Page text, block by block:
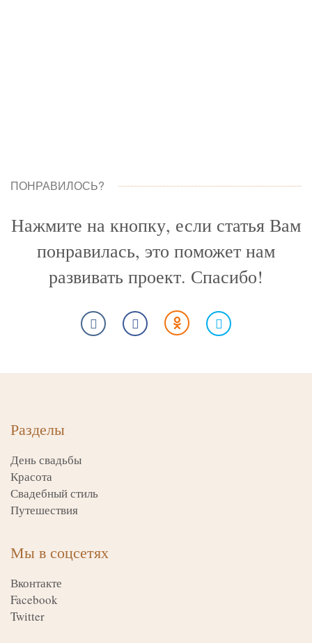
ПОНРАВИЛОСЬ?
Нажмите на кнопку, если статья Вам
понравилась, это поможет нам
развивать проект. Спасибо!
Разделы
День свадьбы
Красота
Свадебный стиль
Путешествия
Мы в соцсетях
Вконтакте
Facebook
Twitter